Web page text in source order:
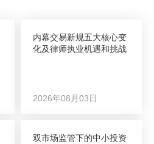
内幕交易新规五大核心变
化及律师执业机遇和挑战
2026年08月03日
双市场监管下的中小投资